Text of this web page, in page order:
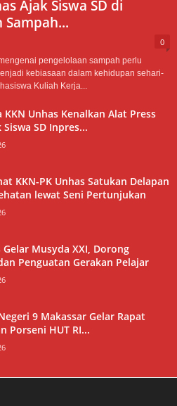
Ajak Siswa SD di
Sampah...
0
pengelolaan sampah perlu
kebiasaan dalam kehidupan sehari-
Kuliah Kerja...
KKN Unhas Kenalkan Alat Press
SD Inpres...
KKN-PK Unhas Satukan Delapan
lewat Seni Pertunjukan
Gelar Musyda XXI, Dorong
Penguatan Gerakan Pelajar
9 Makassar Gelar Rapat
Porseni HUT RI...